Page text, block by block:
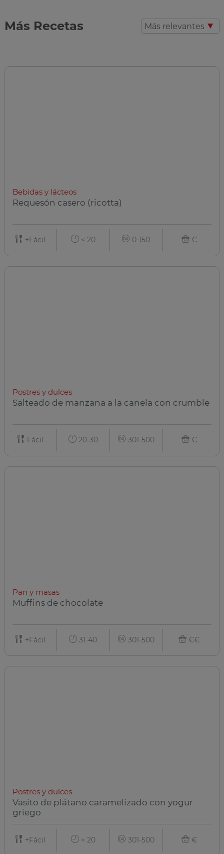
Más Recetas Más relevantes
Bebidas y lácteos
Requesón casero (ricotta)
+Fácil < 20 0-150 €
Postres y dulces
Salteado de manzana a la canela con crumble
Fácil 20-30 301-500 €
Pan y masas
Muffins de chocolate
+Fácil 31-40 301-500 €€
Postres y dulces
Vasito de plátano caramelizado con yogur
griego
+Fácil < 20 301-500 €